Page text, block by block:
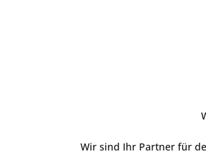
Wir sind Ihr Partner für